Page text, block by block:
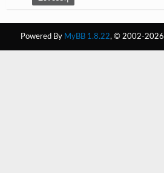
-
-
Powered By MyBB 1.8.22, © 2002-2026